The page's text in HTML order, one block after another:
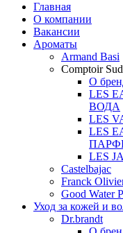
Главная
О компании
Вакансии
Ароматы
Armand Basi
Comptoir
О
LES
ВОДА
LES
LES
LES
Castelbajac
Franck
Good Water
Уход за кожей и
Dr.brandt